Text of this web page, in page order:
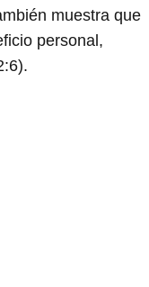
muestra que
personal,